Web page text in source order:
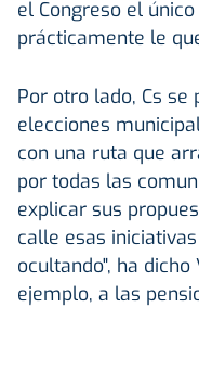
el Congreso el
prácticamente le
Por otro lado, Cs
elecciones
con una ruta que
por todas las
explicar sus
calle esas
ocultando", ha
ejemplo, a las